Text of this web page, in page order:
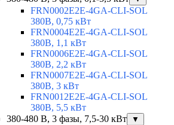
FRN0002E2E-4GA-CLI-SOL
380В, 0,75 кВт
FRN0004E2E-4GA-CLI-SOL
380В, 1,1 кВт
FRN0006E2E-4GA-CLI-SOL
380В, 2,2 кВт
FRN0007E2E-4GA-CLI-SOL
380В, 3 кВт
FRN0012E2E-4GA-CLI-SOL
380В, 5,5 кВт
380-480 В, 3 фазы, 7,5-30 кВт
▼